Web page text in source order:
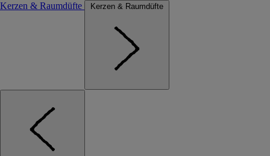
Kerzen & Raumdüfte
Kerzen & Raumdüfte